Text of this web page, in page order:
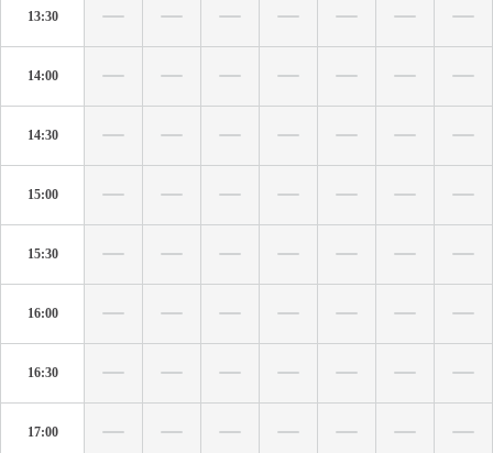
13:30
14:00
14:30
15:00
15:30
16:00
16:30
17:00